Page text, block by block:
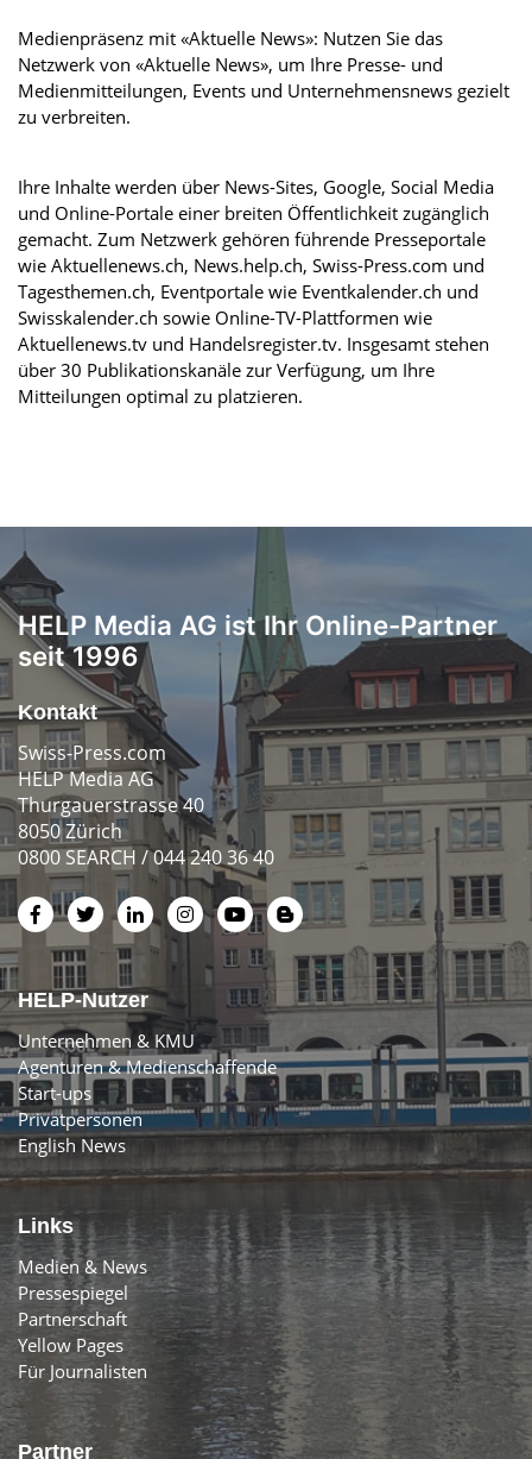
Medienpräsenz mit «Aktuelle News»: Nutzen Sie das
Netzwerk von «Aktuelle News», um Ihre Presse- und
Medienmitteilungen, Events und Unternehmensnews gezielt
zu verbreiten.
Ihre Inhalte werden über News-Sites, Google, Social Media
und Online-Portale einer breiten Öffentlichkeit zugänglich
gemacht. Zum Netzwerk gehören führende Presseportale
wie Aktuellenews.ch, News.help.ch, Swiss-Press.com und
Tagesthemen.ch, Eventportale wie Eventkalender.ch und
Swisskalender.ch sowie Online-TV-Plattformen wie
Aktuellenews.tv und Handelsregister.tv. Insgesamt stehen
über 30 Publikationskanäle zur Verfügung, um Ihre
Mitteilungen optimal zu platzieren.
HELP Media AG ist Ihr Online-Partner
seit 1996
Kontakt
Swiss-Press.com
HELP Media AG
Thurgauerstrasse 40
8050 Zürich
0800 SEARCH / 044 240 36 40
HELP-Nutzer
Unternehmen & KMU
Agenturen & Medienschaffende
Start-ups
Privatpersonen
English News
Links
Medien & News
Pressespiegel
Partnerschaft
Yellow Pages
Für Journalisten
Partner